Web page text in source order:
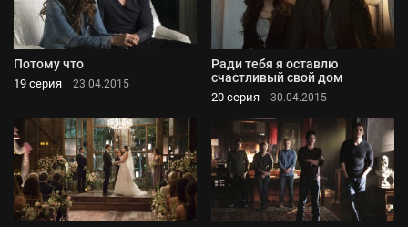
Потому что
19 серия 23.04.2015
Ради тебя я оставлю
счастливый свой дом
20 серия 30.04.2015